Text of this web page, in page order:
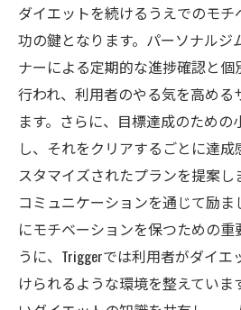
日立市のパーソナルジムが
エット法
持続可能なダイエット
生活習慣の改善で無理
短期間の効果より長期
テクノロジーを活用し
理
地域特性に応じた持続
日立市における持続可
践例
ダイエットを続けるうえでのモ
功の鍵となります。パーソナルジ
ナーによる定期的な進捗確認と
行われ、利用者のやる気を高める
ます。さらに、目標達成のため
し、それをクリアするごとに達
スタマイズされたプランを提案し
コミュニケーションを通じて励
にモチベーションを保つための重
うに、Triggerでは利用者がダイ
けられるような環境を整えていま